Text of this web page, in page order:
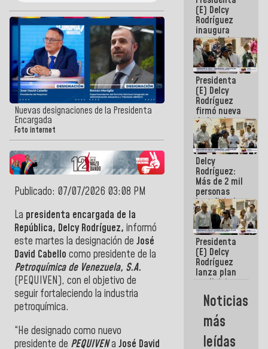
Nuevas designaciones de la Presidenta
Encargada
Foto internet
Publicado: 07/07/2026 03:08 PM
La presidenta encargada de la
República, Delcy Rodríguez, informó
este martes la designación de José
David Cabello como presidente de la
Petroquímica de Venezuela, S.A.
(PEQUIVEN), con el objetivo de
seguir fortaleciendo la industria
petroquímica.
“He designado como nuevo
presidente de PEQUIVENa José David
(E) Delcy
Rodríguez
inaugura
casa de los
Abuelos
Primavera
en Caracas
Presidenta
(E) Delcy
Rodríguez
firmó nueva
de Ley de
Arrendamiento
aprobada
por la AN
Delcy
Rodríguez:
Más de 2 mil
personas
beneficiadas
con planes
para
atención de
emergencia
sísmica en
la última
semana
Presidenta
(E) Delcy
Rodríguez
lanza plan
crediticio
con subsidio
a Juntas de
Condominio
Noticias
más
leídas